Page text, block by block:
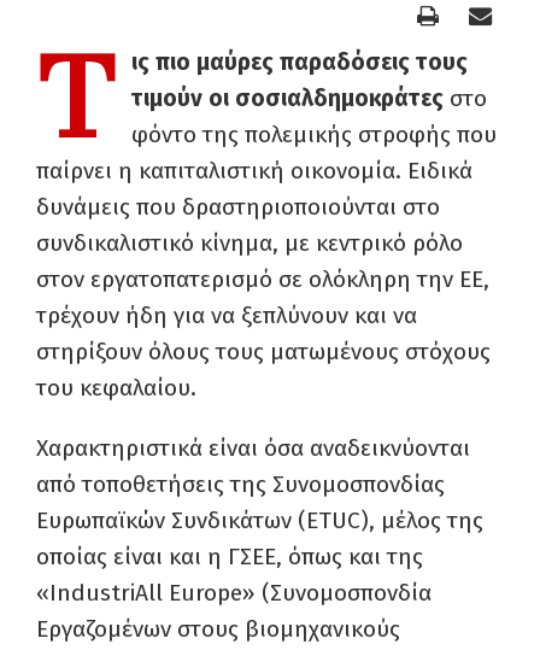
Τ
ις πιο μαύρες παραδόσεις τους
τιμούν οι σοσιαλδημοκράτες στο
φόντο της πολεμικής στροφής που
παίρνει η καπιταλιστική οικονομία. Ειδικά
δυνάμεις που δραστηριοποιούνται στο
συνδικαλιστικό κίνημα, με κεντρικό ρόλο
στον εργατοπατερισμό σε ολόκληρη την ΕΕ,
τρέχουν ήδη για να ξεπλύνουν και να
στηρίξουν όλους τους ματωμένους στόχους
του κεφαλαίου.
Χαρακτηριστικά είναι όσα αναδεικνύονται
από τοποθετήσεις της Συνομοσπονδίας
Ευρωπαϊκών Συνδικάτων (ETUC), μέλος της
οποίας είναι και η ΓΣΕΕ, όπως και της
«IndustriAll Europe» (Συνομοσπονδία
Εργαζομένων στους βιομηχανικούς